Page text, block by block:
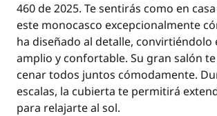
460 de 2025. Te sentirás como en
este monocasco excepcionalmente
ha diseñado al detalle, convirtiéndolo
amplio y confortable. Su gran salón
cenar todos juntos cómodamente.
escalas, la cubierta te permitirá
para relajarte al sol.